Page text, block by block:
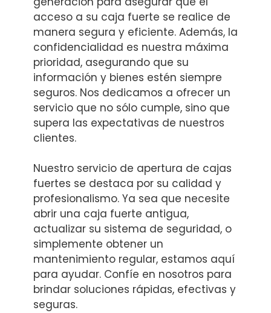
acceso a su caja fuerte se realice de
manera segura y eficiente. Además, la
confidencialidad es nuestra máxima
prioridad, asegurando que su
información y bienes estén siempre
seguros. Nos dedicamos a ofrecer un
servicio que no sólo cumple, sino que
supera las expectativas de nuestros
clientes.
Nuestro servicio de apertura de cajas
fuertes se destaca por su calidad y
profesionalismo. Ya sea que necesite
abrir una caja fuerte antigua,
actualizar su sistema de seguridad, o
simplemente obtener un
mantenimiento regular, estamos aquí
para ayudar. Confíe en nosotros para
brindar soluciones rápidas, efectivas y
seguras.